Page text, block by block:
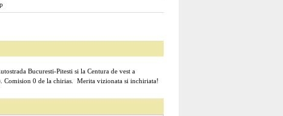
Bucuresti-Pitesti si la Centura de vest a
Comision 0 de la chirias. Merita vizionata si inchiriata!